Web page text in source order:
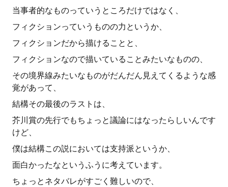
当事者的なものっていうところだけではなく、
フィクションっていうものの力というか、
フィクションだから描けることと、
フィクションなので描いていることみたいなものの、
その境界線みたいなものがだんだん見えてくるような感
覚があって、
結構その最後のラストは、
芥川賞の先行でもちょっと議論にはなったらしいんです
けど、
僕は結構この説においては支持派というか、
面白かったなというふうに考えています。
ちょっとネタバレがすごく難しいので、